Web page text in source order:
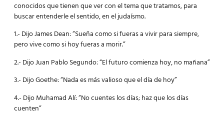
conocidos que tienen que ver con el tema que tratamos, para
buscar entenderle el sentido, en el judaísmo.
1.- Dijo James Dean: “Sueña como si fueras a vivir para siempre,
pero vive como si hoy fueras a morir.”
2.- Dijo Juan Pablo Segundo: “El futuro comienza hoy, no mañana”
3.- Dijo Goethe: “Nada es más valioso que el día de hoy”
4.- Dijo Muhamad Alí: “No cuentes los días; haz que los días
cuenten”